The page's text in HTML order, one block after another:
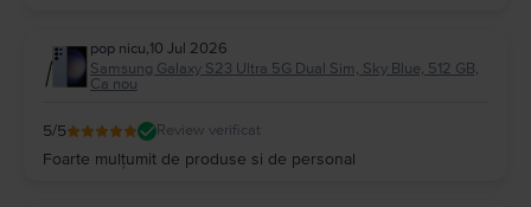
pop nicu,10 Jul 2026
Samsung Galaxy S23 Ultra 5G Dual Sim, Sky Blue, 512 GB,
Ca nou
5/5 Review verificat
Foarte mulțumit de produse si de personal